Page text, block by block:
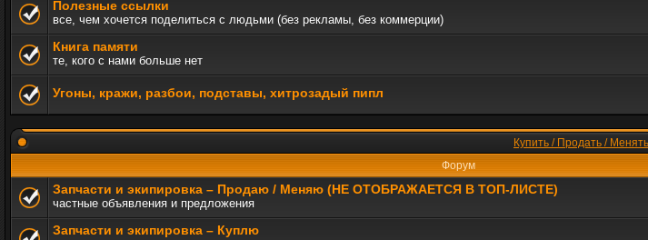
Полезные ссылки
все, чем хочется поделиться с людьми (без рекламы, без коммерции)
Книга памяти
те, кого с нами больше нет
Угоны, кражи, разбои, подставы, хитрозадый пипл
Купить / Продать /
Форум
Запчасти и экипировка – Продаю / Меняю (НЕ ОТОБРАЖАЕТСЯ В ТОП-ЛИСТЕ)
частные объявления и предложения
Запчасти и экипировка – Куплю